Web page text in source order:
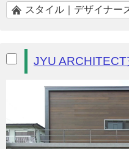
スタイル｜デザイナー
JYU